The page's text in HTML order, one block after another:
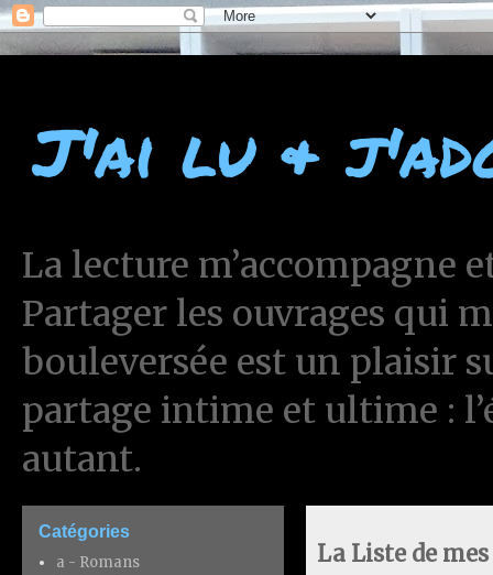
J'ai lu &
La lecture m’accompagne
Partager les ouvrages qui
bouleversée est un plaisir
partage intime et ultime :
autant.
La Liste de
Catégories
a - Romans